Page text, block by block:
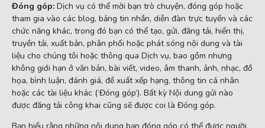
Đóng góp: Dịch vụ có thể mời bạn trò chuyện, đóng góp hoặc
tham gia vào các blog, bảng tin nhắn, diễn đàn trực tuyến và các
chức năng khác, trong đó bạn có thể tạo, gửi, đăng tải, hiển thị,
truyền tải, xuất bản, phân phối hoặc phát sóng nội dung và tài
liệu cho chúng tôi hoặc thông qua Dịch vụ, bao gồm nhưng
không giới hạn ở văn bản, bài viết, video, âm thanh, ảnh, nhạc, đồ
họa, bình luận, đánh giá, đề xuất xếp hạng, thông tin cá nhân
hoặc các tài liệu khác (‘Đóng góp’). Bất kỳ Nội dung gửi nào
được đăng tải công khai cũng sẽ được coi là Đóng góp.